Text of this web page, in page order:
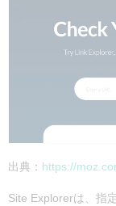
出典： https://
Site Explorerは、指